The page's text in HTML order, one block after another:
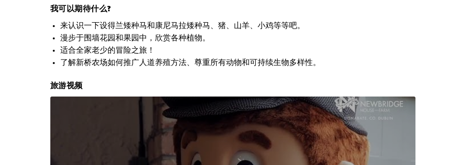
我可以期待什么?
来认识一下设得兰矮种马和康尼马拉矮种马、猪、山羊、小鸡等等吧。
漫步于围墙花园和果园中，欣赏各种植物。
适合全家老少的冒险之旅！
了解新桥农场如何推广人道养殖方法、尊重所有动物和可持续生物多样性。
旅游视频